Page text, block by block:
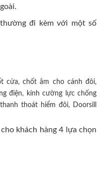
thường đi kèm với một số
cửa, chốt âm cho cánh đôi,
điện, kính cường lực chống
thoát hiểm đôi, Doorsill
khách hàng 4 lựa chọn